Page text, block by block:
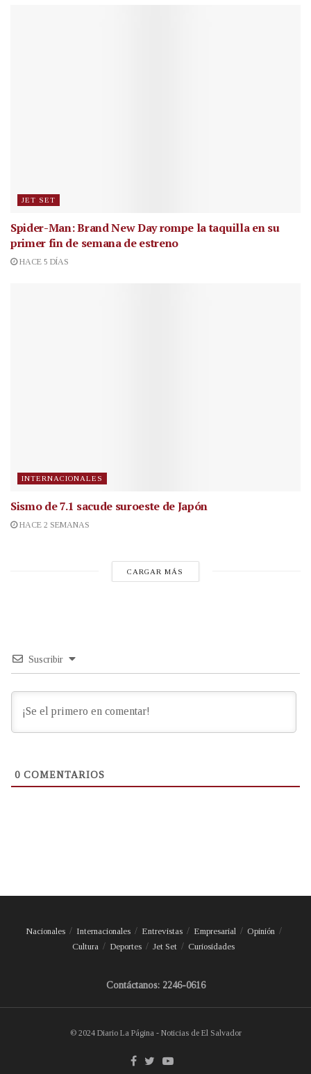
JET SET
Spider-Man: Brand New Day rompe la taquilla en su
primer fin de semana de estreno
HACE 5 DÍAS
INTERNACIONALES
Sismo de 7.1 sacude suroeste de Japón
HACE 2 SEMANAS
CARGAR MÁS
Suscribir
0 COMENTARIOS
Nacionales Internacionales Entrevistas Empresarial
Opinión
Cultura
Deportes Jet Set Curiosidades
Contáctanos: 2246-0616
© 2024 Diario La Página - Noticias de El Salvador